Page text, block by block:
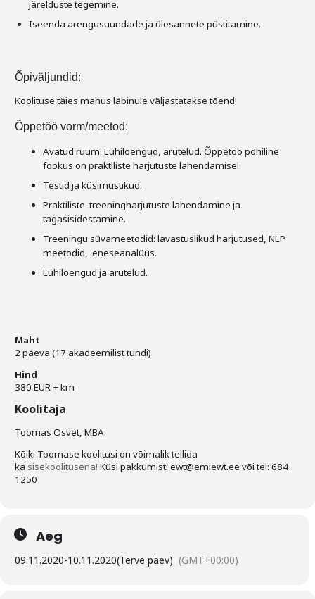
järelduste tegemine.
Iseenda arengusuundade ja ülesannete püstitamine.
Õpiväljundid:
Koolituse täies mahus läbinule väljastatakse tõend!
Õppetöö vorm/meetod:
Avatud ruum. Lühiloengud, arutelud. Õppetöö põhiline
fookus on praktiliste harjutuste lahendamisel.
Testid ja küsimustikud.
Praktiliste treeningharjutuste lahendamine ja
tagasisidestamine.
Treeningu süvameetodid: lavastuslikud harjutused, NLP
meetodid, eneseanalüüs.
Lühiloengud ja arutelud.
Maht
2 päeva (17 akadeemilist tundi)
Hind
380 EUR + km
Koolitaja
Toomas Osvet, MBA.
Kõiki Toomase koolitusi on võimalik tellida
ka sisekoolitusena! Küsi pakkumist: ewt@emiewt.ee või tel: 684
1250
Aeg
09.11.2020-10.11.2020(Terve päev) (GMT+00:00)